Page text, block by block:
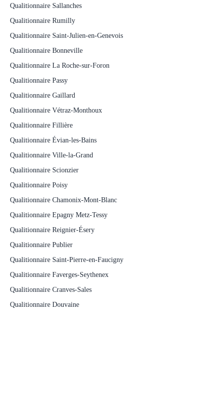
Qualitionnaire Sallanches
Qualitionnaire Rumilly
Qualitionnaire Saint-Julien-en-Genevois
Qualitionnaire Bonneville
Qualitionnaire La Roche-sur-Foron
Qualitionnaire Passy
Qualitionnaire Gaillard
Qualitionnaire Vétraz-Monthoux
Qualitionnaire Fillière
Qualitionnaire Évian-les-Bains
Qualitionnaire Ville-la-Grand
Qualitionnaire Scionzier
Qualitionnaire Poisy
Qualitionnaire Chamonix-Mont-Blanc
Qualitionnaire Epagny Metz-Tessy
Qualitionnaire Reignier-Ésery
Qualitionnaire Publier
Qualitionnaire Saint-Pierre-en-Faucigny
Qualitionnaire Faverges-Seythenex
Qualitionnaire Cranves-Sales
Qualitionnaire Douvaine